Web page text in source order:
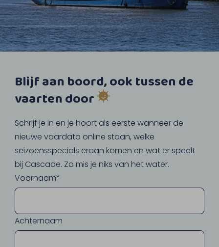
Blijf aan boord, ook tussen de
vaarten door
Schrijf je in en je hoort als eerste wanneer de
nieuwe vaardata online staan, welke
seizoensspecials eraan komen en wat er speelt
bij Cascade. Zo mis je niks van het water.
Voornaam*
Achternaam